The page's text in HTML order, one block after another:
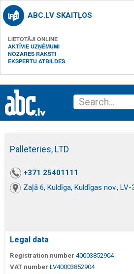
ABC.LV SKAITĻOS
LIETOTĀJI ONLINE
AKTĪVIE UZŅĒMUMI
NOZARES RAKSTI
EKSPERTU ATBILDES
Palleteries, LTD
+371 25401111
Zaļā 6, Kuldīga, Kuldīgas nov., LV-
Legal data
Registration number 40003852904
VAT number LV40003852904